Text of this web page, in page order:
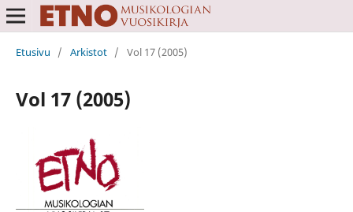
Etusivu / Arkistot / Vol 17 (2005)
Vol 17 (2005)